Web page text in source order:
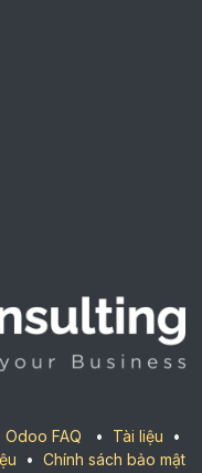
Odoo FAQ • Tài liệu
•
• Chính sách bảo mật